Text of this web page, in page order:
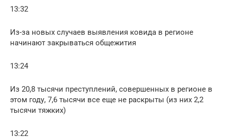
13:32
Из-за новых случаев выявления ковида в регионе
начинают закрываться общежития
13:24
Из 20,8 тысячи преступлений, совершенных в регионе в
этом году, 7,6 тысячи все еще не раскрыты (из них 2,2
тысячи тяжких)
13:22